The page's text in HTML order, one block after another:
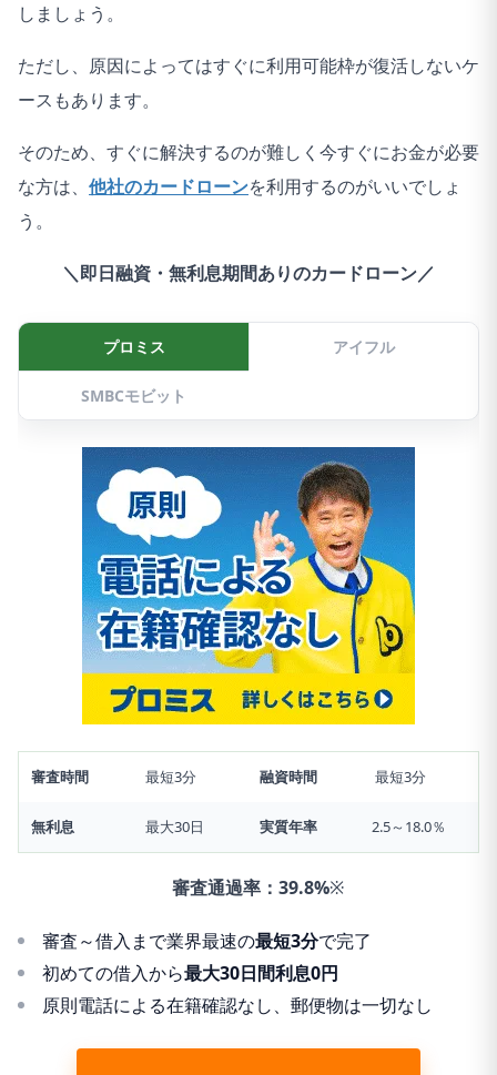
しましょう。
ただし、原因によってはすぐに利用可能枠が復活しないケ
ースもあります。
そのため、すぐに解決するのが難しく今すぐにお金が必要
な方は、 他社のカードローンを利用するのがいいでしょ
う。
＼即日融資・無利息期間ありのカードローン／
プロミス アイフル
SMBCモビット
審査時間 最短3分 融資時間 最短3分
無利息 最大30日 実質年率 2.5～18.0％
審査通過率： 39.8%※
審査～借入まで業界最速の最短3分で完了
初めての借入から最大30日間利息0円
原則電話による在籍確認なし、郵便物は一切なし